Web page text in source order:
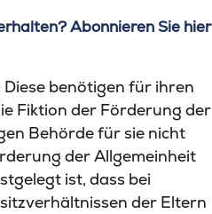
Abonnieren Sie hier
Diese benötigen für ihren
Fiktion der Förderung der
Behörde für sie nicht
der Allgemeinheit
ist, dass bei
der Eltern